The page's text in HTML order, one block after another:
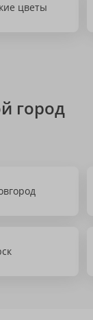
цветы
город